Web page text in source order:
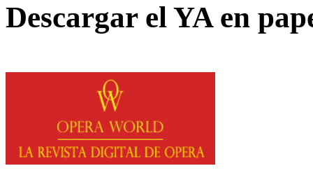
Descargar el YA en